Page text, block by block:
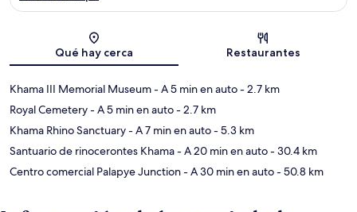
Sección del mapa
Qué hay cerca Restaurantes
Khama III Memorial Museum- A 5 min en auto- 2.7 km
Royal Cemetery- A 5 min en auto- 2.7 km
Khama Rhino Sanctuary- A 7 min en auto- 5.3 km
Santuario de rinocerontes Khama- A 20 min en auto- 30.4 km
Centro comercial Palapye Junction- A 30 min en auto- 50.8 km